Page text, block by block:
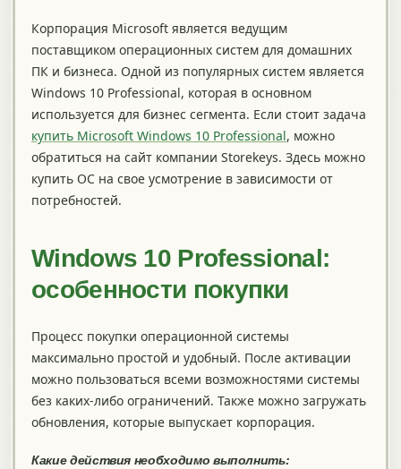
Корпорация Microsoft является ведущим
поставщиком операционных систем для домашних
ПК и бизнеса. Одной из популярных систем является
Windows 10 Professional, которая в основном
используется для бизнес сегмента. Если стоит задача
купить Microsoft Windows 10 Professional, можно
обратиться на сайт компании Storekeys. Здесь можно
купить ОС на свое усмотрение в зависимости от
потребностей.
Windows 10 Professional:
особенности покупки
Процесс покупки операционной системы
максимально простой и удобный. После активации
можно пользоваться всеми возможностями системы
без каких-либо ограничений. Также можно загружать
обновления, которые выпускает корпорация.
Какие действия необходимо выполнить: